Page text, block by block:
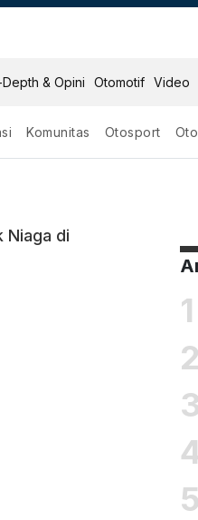
Depth & Opini Otomotif Video
Komunitas Otosport
Listrik
Niaga di
1
2
5